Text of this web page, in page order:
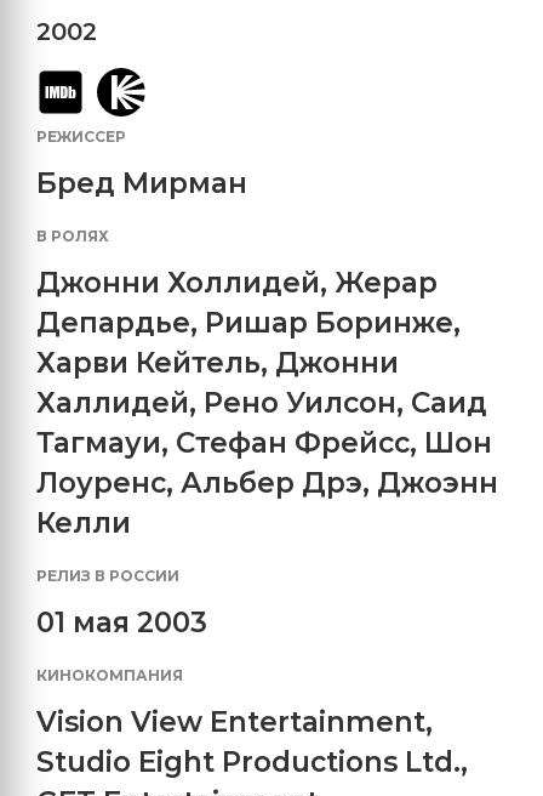
2002
РЕЖИССЕР
Бред Мирман
В РОЛЯХ
Джонни Холлидей, Жерар
Депардье, Ришар Боринже,
Харви Кейтель, Джонни
Халлидей, Рено Уилсон, Саид
Тагмауи, Стефан Фрейсс, Шон
Лоуренс, Альбер Дрэ, Джоэнн
Келли
РЕЛИЗ В РОССИИ
01 мая 2003
КИНОКОМПАНИЯ
Vision View Entertainment,
Studio Eight Productions Ltd.,